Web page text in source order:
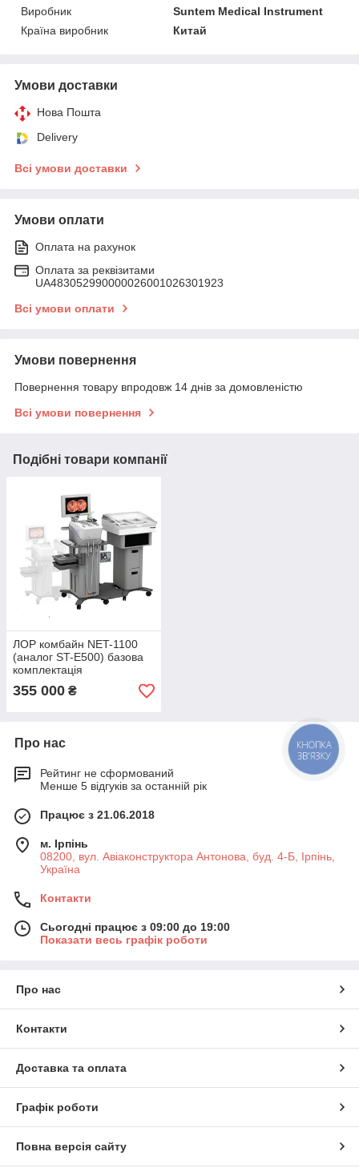
Виробник
Suntem Medical Instrument
Країна виробник
Китай
Умови доставки
Нова Пошта
Delivery
Всі умови доставки
Умови оплати
Оплата на рахунок
Оплата за реквізитами
UA483052990000026001026301923
Всі умови оплати
Умови повернення
Повернення товару впродовж 14 днів за домовленістю
Всі умови повернення
Подібні товари компанії
ЛОР комбайн NET-1100
(аналог ST-E500) базова
комплектація
355 000 ₴
Про нас
Рейтинг не сформований
Менше 5 відгуків за останній рік
Працює з 21.06.2018
м. Ірпінь
08200, вул. Авіаконструктора Антонова, буд. 4-Б, Ірпінь,
Україна
Контакти
Сьогодні працює з 09:00 до 19:00
Показати весь графік роботи
Про нас
Контакти
Доставка та оплата
Графік роботи
Повна версія сайту
КНОПКА
ЗВ'ЯЗКУ